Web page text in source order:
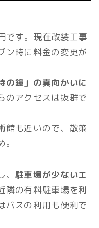
です。現在改装工事
ン時に料金の変更が
の鐘」の真向かいに
のアクセスは抜群で
館も近いので、散策
駐車場が少ないエ
隣の有料駐車場を利
バスの利用も便利で